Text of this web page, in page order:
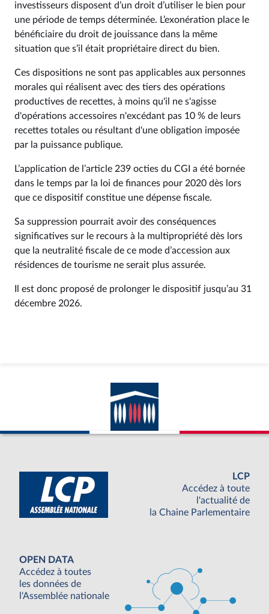
investisseurs disposent d’un droit d’utiliser le bien pour
une période de temps déterminée. L’exonération place le
bénéficiaire du droit de jouissance dans la même
situation que s’il était propriétaire direct du bien.
Ces dispositions ne sont pas applicables aux personnes
morales qui réalisent avec des tiers des opérations
productives de recettes, à moins qu'il ne s'agisse
d'opérations accessoires n'excédant pas 10 % de leurs
recettes totales ou résultant d'une obligation imposée
par la puissance publique.
L’application de l’article 239 octies du CGI a été bornée
dans le temps par la loi de finances pour 2020 dès lors
que ce dispositif constitue une dépense fiscale.
Sa suppression pourrait avoir des conséquences
significatives sur le recours à la multipropriété dès lors
que la neutralité fiscale de ce mode d’accession aux
résidences de tourisme ne serait plus assurée.
Il est donc proposé de prolonger le dispositif jusqu’au 31
décembre 2026.
LCP
Accédez à toute
l'actualité de
la Chaine Parlementaire
OPEN DATA
Accédez à toutes
les données de
l'Assemblée nationale